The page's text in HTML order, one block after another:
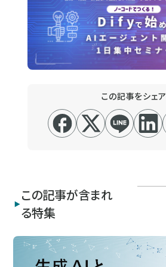
この記事をシェア
この記事が含まれ
る特集